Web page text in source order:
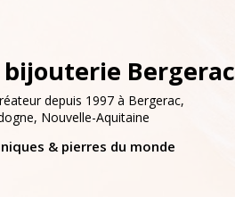
Bergerac
depuis 1997 à Bergerac,
Nouvelle-Aquitaine
& pierres du monde